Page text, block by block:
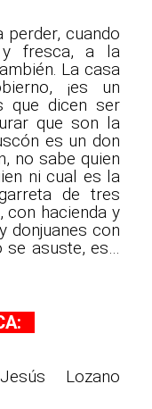
perder, cuando
y fresca, a la
La casa
¡es un
que dicen ser
que son la
es un don
no sabe quien
ni cual es la
de tres
con hacienda y
donjuanes con
se asuste, es…
Lozano